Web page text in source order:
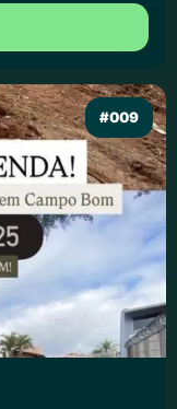
#009